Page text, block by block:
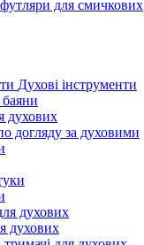
для смичкових
Духові інструменти
духових
догляду за духовими
духових
духових